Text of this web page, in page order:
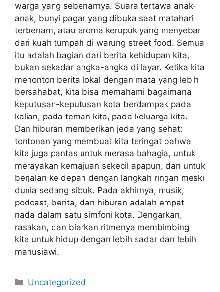
warga yang sebenarnya. Suara tertawa anak-
anak, bunyi pagar yang dibuka saat matahari
terbenam, atau aroma kerupuk yang menyebar
dari kuah tumpah di warung street food. Semua
itu adalah bagian dari berita kehidupan kita,
bukan sekadar angka-angka di layar. Ketika kita
menonton berita lokal dengan mata yang lebih
bersahabat, kita bisa memahami bagaimana
keputusan-keputusan kota berdampak pada
kalian, pada teman kita, pada keluarga kita.
Dan hiburan memberikan jeda yang sehat:
tontonan yang membuat kita teringat bahwa
kita juga pantas untuk merasa bahagia, untuk
merayakan kemajuan sekecil apapun, dan untuk
berjalan ke depan dengan langkah ringan meski
dunia sedang sibuk. Pada akhirnya, musik,
podcast, berita, dan hiburan adalah empat
nada dalam satu simfoni kota. Dengarkan,
rasakan, dan biarkan ritmenya membimbing
kita untuk hidup dengan lebih sadar dan lebih
manusiawi.
Categories
Uncategorized